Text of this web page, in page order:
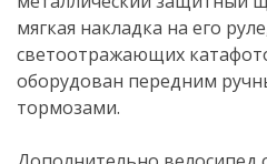
мягкая накладка на его
светоотражающих
оборудован передним
тормозами.